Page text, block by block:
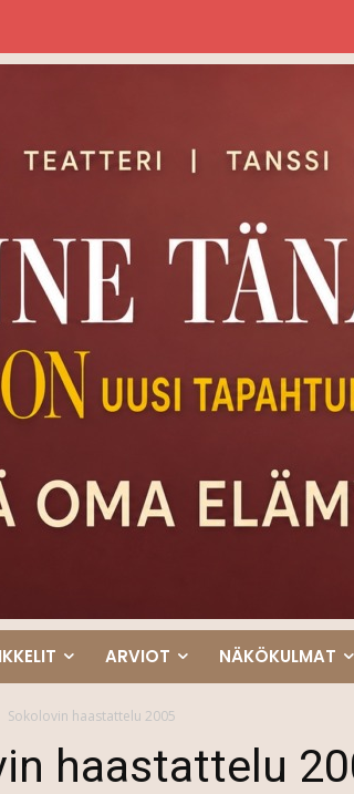
ARVIOT NÄKÖKULMAT
Sokolovin haastattelu 2005
haastattelu